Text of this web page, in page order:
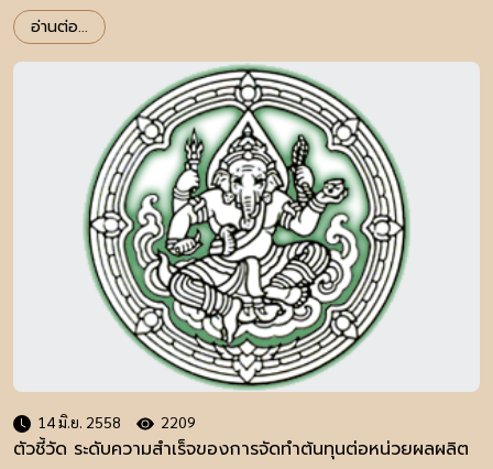
อ่านต่อ...
14 มิ.ย. 2558 2209
ตัวชี้วัด ระดับความสำเร็จของการจัดทำต้นทุนต่อหน่วยผลผลิต